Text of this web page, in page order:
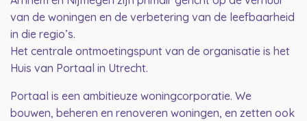
van de woningen en de verbetering van de leefbaarheid
in die regio’s.
Het centrale ontmoetingspunt van de organisatie is het
Huis van Portaal in Utrecht.
Portaal is een ambitieuze woningcorporatie. We
bouwen, beheren en renoveren woningen, en zetten ook